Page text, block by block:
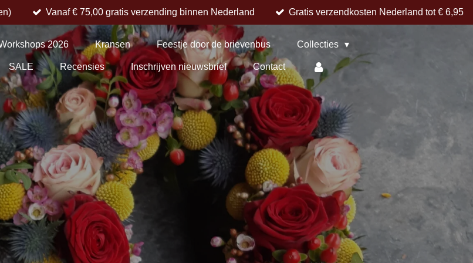
Vanaf € 75,00 gratis verzending binnen Nederland Gratis verzendkosten Nederland tot € 6,95
2026 Kransen Feestje door de brievenbus Collecties
SALE Recensies Inschrijven nieuwsbrief Contact